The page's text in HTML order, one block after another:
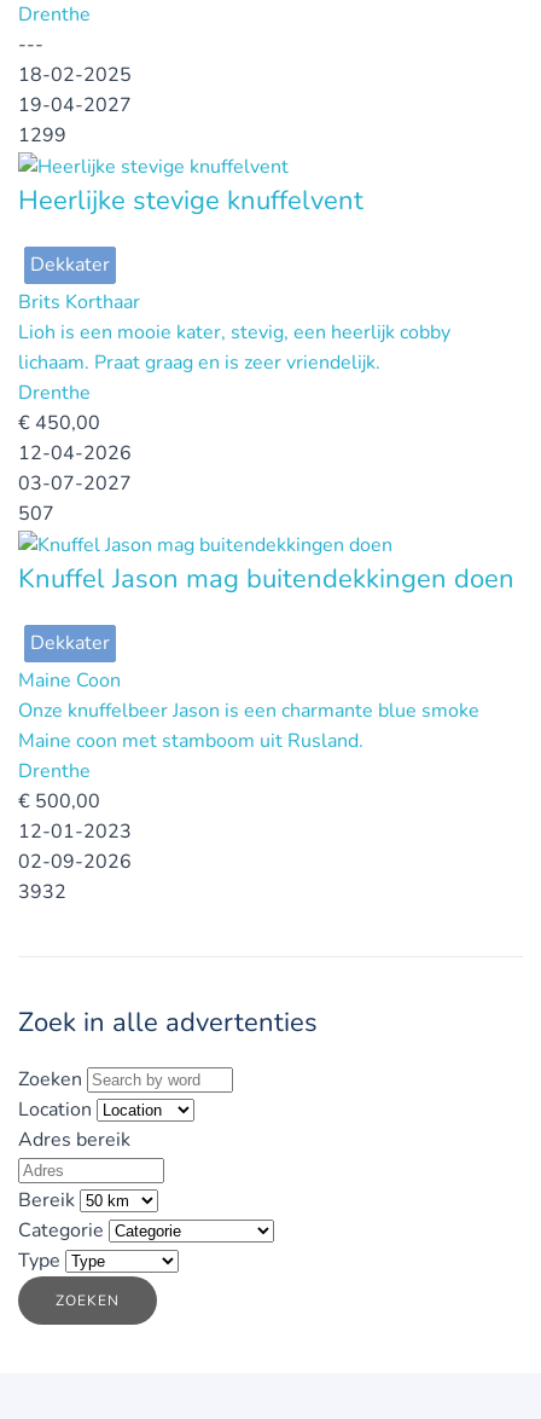
Drenthe
---
18-02-2025
19-04-2027
1299
Heerlijke stevige knuffelvent
Dekkater
Brits Korthaar
Lioh is een mooie kater, stevig, een heerlijk cobby
lichaam. Praat graag en is zeer vriendelijk.
Drenthe
€ 450,00
12-04-2026
03-07-2027
507
Knuffel Jason mag buitendekkingen doen
Dekkater
Maine Coon
Onze knuffelbeer Jason is een charmante blue smoke
Maine coon met stamboom uit Rusland.
Drenthe
€ 500,00
12-01-2023
02-09-2026
3932
Zoek in alle advertenties
Zoeken
Location
Adres bereik
Bereik
Categorie
Type
ZOEKEN